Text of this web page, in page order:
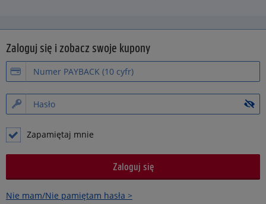
Zaloguj się i zobacz swoje kupony
Zapamiętaj mnie
Nie mam/Nie pamiętam hasła >